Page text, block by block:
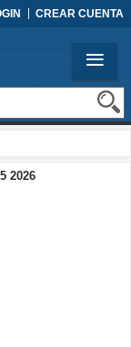
CREAR CUENTA
2026